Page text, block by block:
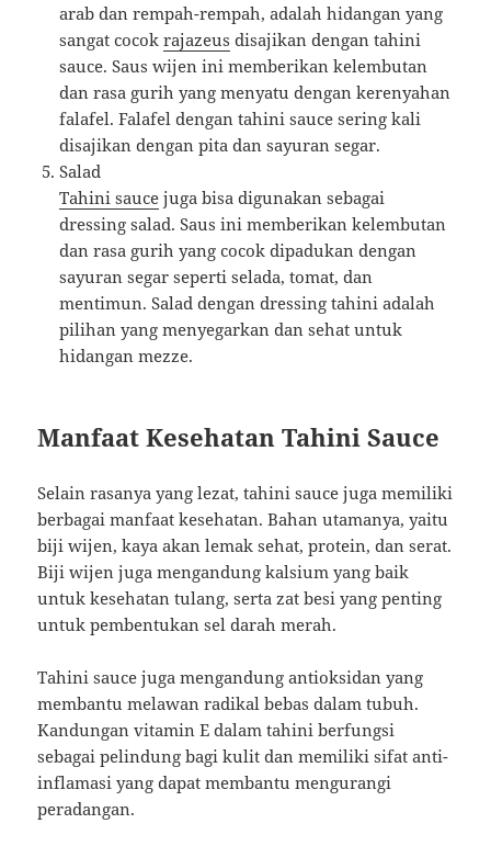
arab dan rempah-rempah, adalah hidangan yang
sangat cocokrajazeus disajikan dengan tahini
sauce. Saus wijen ini memberikan kelembutan
dan rasa gurih yang menyatu dengan kerenyahan
falafel. Falafel dengan tahini sauce sering kali
disajikan dengan pita dan sayuran segar.
Salad
Tahini sauce juga bisa digunakan sebagai
dressing salad. Saus ini memberikan kelembutan
dan rasa gurih yang cocok dipadukan dengan
sayuran segar seperti selada, tomat, dan
mentimun. Salad dengan dressing tahini adalah
pilihan yang menyegarkan dan sehat untuk
hidangan mezze.
Manfaat Kesehatan Tahini Sauce
Selain rasanya yang lezat, tahini sauce juga memiliki
berbagai manfaat kesehatan. Bahan utamanya, yaitu
biji wijen, kaya akan lemak sehat, protein, dan serat.
Biji wijen juga mengandung kalsium yang baik
untuk kesehatan tulang, serta zat besi yang penting
untuk pembentukan sel darah merah.
Tahini sauce juga mengandung antioksidan yang
membantu melawan radikal bebas dalam tubuh.
Kandungan vitamin E dalam tahini berfungsi
sebagai pelindung bagi kulit dan memiliki sifat anti-
inflamasi yang dapat membantu mengurangi
peradangan.